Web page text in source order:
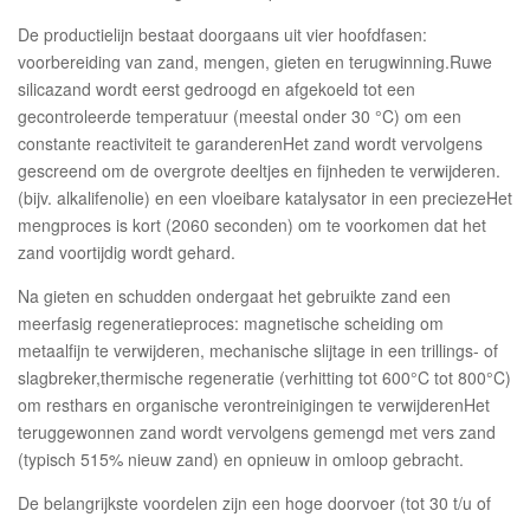
De productielijn bestaat doorgaans uit vier hoofdfasen:
voorbereiding van zand, mengen, gieten en terugwinning.Ruwe
silicazand wordt eerst gedroogd en afgekoeld tot een
gecontroleerde temperatuur (meestal onder 30 °C) om een
constante reactiviteit te garanderenHet zand wordt vervolgens
gescreend om de overgrote deeltjes en fijnheden te verwijderen.
(bijv. alkalifenolie) en een vloeibare katalysator in een preciezeHet
mengproces is kort (2060 seconden) om te voorkomen dat het
zand voortijdig wordt gehard.
Na gieten en schudden ondergaat het gebruikte zand een
meerfasig regeneratieproces: magnetische scheiding om
metaalfijn te verwijderen, mechanische slijtage in een trillings- of
slagbreker,thermische regeneratie (verhitting tot 600°C tot 800°C)
om resthars en organische verontreinigingen te verwijderenHet
teruggewonnen zand wordt vervolgens gemengd met vers zand
(typisch 5­15% nieuw zand) en opnieuw in omloop gebracht.
De belangrijkste voordelen zijn een hoge doorvoer (tot 30 t/u of